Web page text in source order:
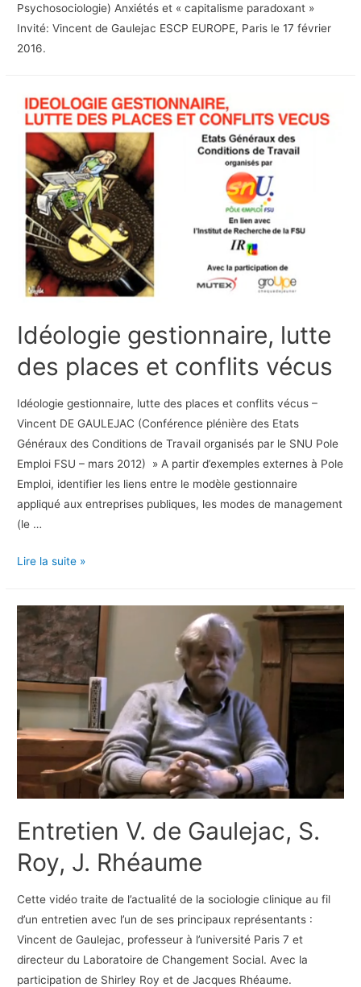
Psychosociologie) Anxiétés et « capitalisme paradoxant »
Invité: Vincent de Gaulejac ESCP EUROPE, Paris le 17 février
2016.
Idéologie gestionnaire, lutte
des places et conflits vécus
Idéologie gestionnaire, lutte des places et conflits vécus –
Vincent DE GAULEJAC (Conférence plénière des Etats
Généraux des Conditions de Travail organisés par le SNU Pole
Emploi FSU – mars 2012) » A partir d’exemples externes à Pole
Emploi, identifier les liens entre le modèle gestionnaire
appliqué aux entreprises publiques, les modes de management
(le …
Idéologie
des
places
et
conflits
Lire la suite »
Entretien V. de Gaulejac, S.
Roy, J. Rhéaume
Cette vidéo traite de l’actualité de la sociologie clinique au fil
d’un entretien avec l’un de ses principaux représentants :
Vincent de Gaulejac, professeur à l’université Paris 7 et
directeur du Laboratoire de Changement Social. Avec la
participation de Shirley Roy et de Jacques Rhéaume.